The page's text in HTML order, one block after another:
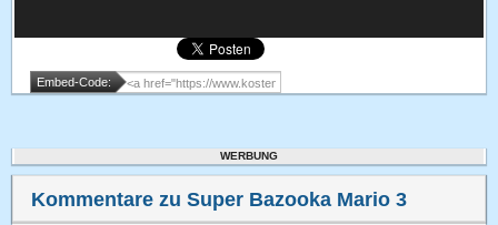
Embed-Code:
WERBUNG
Kommentare zu Super Bazooka Mario 3